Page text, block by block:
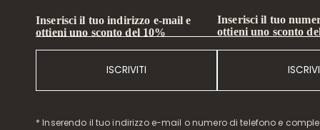
Inserisci il tuo indirizzo e-mail e
ottieni uno sconto del 10%
ISCRIVITI
Inserisci il tuo
ottieni uno sconto
* Inserendo il tuo indirizzo e-mail o numero di telefono e